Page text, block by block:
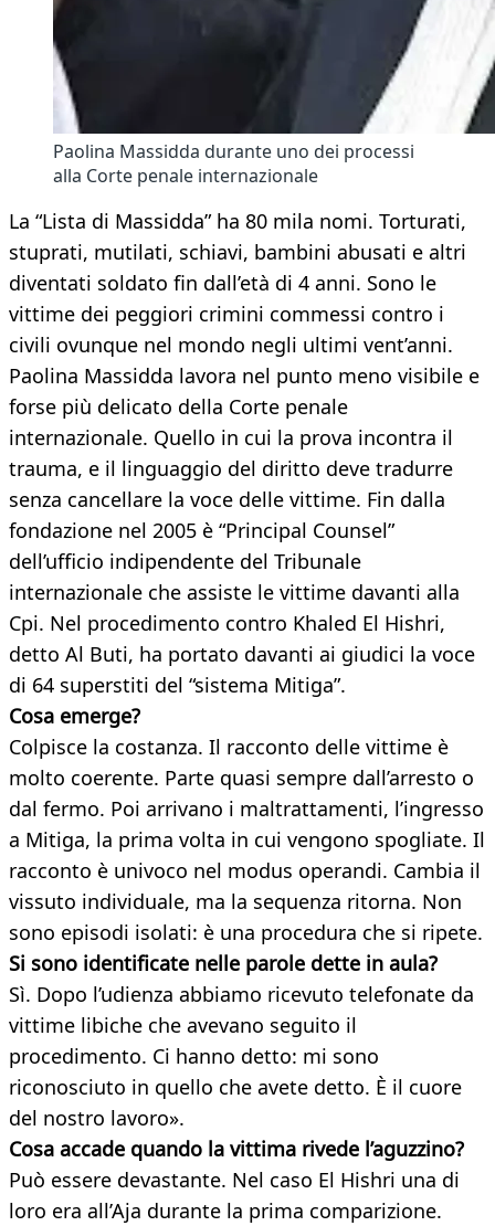
Paolina Massidda durante uno dei processi
alla Corte penale internazionale
La “Lista di Massidda” ha 80 mila nomi. Torturati,
stuprati, mutilati, schiavi, bambini abusati e altri
diventati soldato fin dall’età di 4 anni. Sono le
vittime dei peggiori crimini commessi contro i
civili ovunque nel mondo negli ultimi vent’anni.
Paolina Massidda lavora nel punto meno visibile e
forse più delicato della Corte penale
internazionale. Quello in cui la prova incontra il
trauma, e il linguaggio del diritto deve tradurre
senza cancellare la voce delle vittime. Fin dalla
fondazione nel 2005 è “Principal Counsel”
dell’ufficio indipendente del Tribunale
internazionale che assiste le vittime davanti alla
Cpi. Nel procedimento contro Khaled El Hishri,
detto Al Buti, ha portato davanti ai giudici la voce
di 64 superstiti del “sistema Mitiga”.
Cosa emerge?
Colpisce la costanza. Il racconto delle vittime è
molto coerente. Parte quasi sempre dall’arresto o
dal fermo. Poi arrivano i maltrattamenti, l’ingresso
a Mitiga, la prima volta in cui vengono spogliate. Il
racconto è univoco nel modus operandi. Cambia il
vissuto individuale, ma la sequenza ritorna. Non
sono episodi isolati: è una procedura che si ripete.
Si sono identificate nelle parole dette in aula?
Sì. Dopo l’udienza abbiamo ricevuto telefonate da
vittime libiche che avevano seguito il
procedimento. Ci hanno detto: mi sono
riconosciuto in quello che avete detto. È il cuore
del nostro lavoro».
Cosa accade quando la vittima rivede l’aguzzino?
Può essere devastante. Nel caso El Hishri una di
loro era all’Aja durante la prima comparizione.